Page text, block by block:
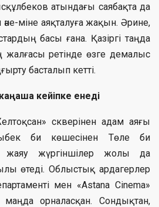
атындағы саябақта да
міне аяқталуға жақын. Әрине,
басы ғана. Қазіргі таңда
ретінде өзге демалыс
басталып кетті.
кейіпке енеді
скверінен адам аяғы
би көшесінен Төле би
жаяу жүргіншілер жолы да
өтеді. Облыстық ардагерлер
мен «Astana Cinema»
орналасқан. Сондықтан,